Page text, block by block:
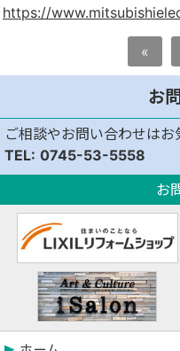
https://
«
お
ご相談やお問い合わせはお
0745-53-5558
お